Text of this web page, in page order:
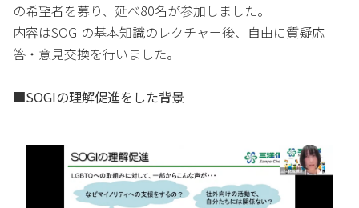
の希望者を募り、延べ80名が参加しました。
内容はSOGIの基本知識のレクチャー後、自由に質疑応
答・意見交換を行いました。
■SOGIの理解促進をした背景